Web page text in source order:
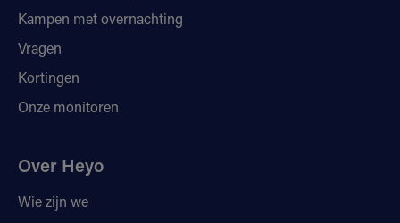
Kampen met overnachting
Vragen
Kortingen
Onze monitoren
Over Heyo
Wie zijn we